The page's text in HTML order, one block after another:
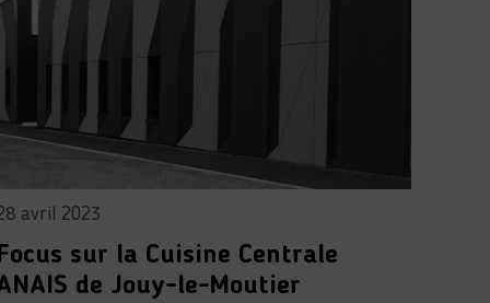
avril 2023
sur la Cuisine Centrale
de Jouy-le-Moutier